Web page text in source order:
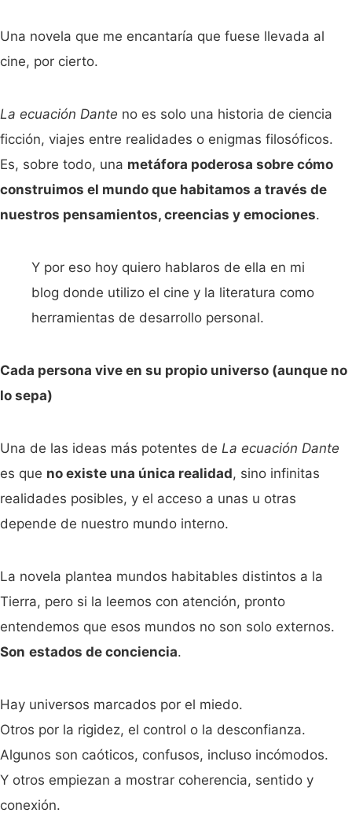
Una novela que me encantaría que fuese llevada al
cine, por cierto.
La ecuación Dante no es solo una historia de ciencia
ficción, viajes entre realidades o enigmas filosóficos.
Es, sobre todo, una metáfora poderosa sobre cómo
construimos el mundo que habitamos a través de
nuestros pensamientos, creencias y emociones.
Y por eso hoy quiero hablaros de ella en mi
blog donde utilizo el cine y la literatura como
herramientas de desarrollo personal.
Cada persona vive en su propio universo (aunque no
lo sepa)
Una de las ideas más potentes de La ecuación Dante
es que no existe una única realidad, sino infinitas
realidades posibles, y el acceso a unas u otras
depende de nuestro mundo interno.
La novela plantea mundos habitables distintos a la
Tierra, pero si la leemos con atención, pronto
entendemos que esos mundos no son solo externos.
Son estados de conciencia.
Hay universos marcados por el miedo.
Otros por la rigidez, el control o la desconfianza.
Algunos son caóticos, confusos, incluso incómodos.
Y otros empiezan a mostrar coherencia, sentido y
conexión.